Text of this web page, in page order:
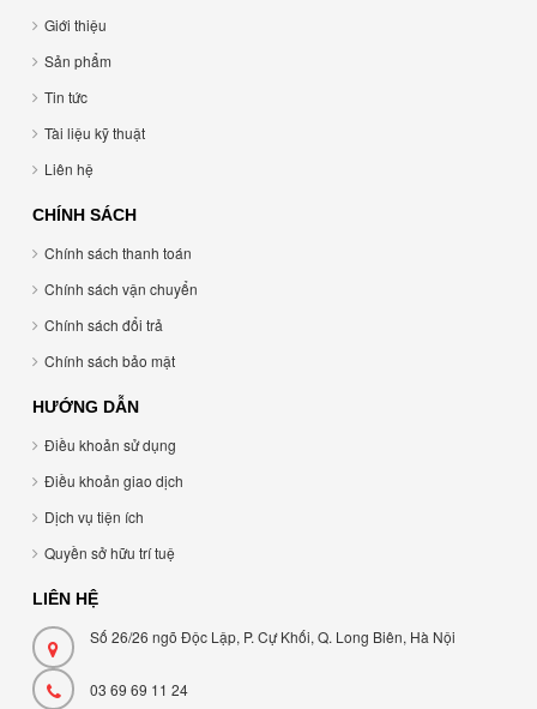
Giới thiệu
Sản phẩm
Tin tức
Tài liệu kỹ thuật
Liên hệ
CHÍNH SÁCH
Chính sách thanh toán
Chính sách vận chuyển
Chính sách đổi trả
Chính sách bảo mật
HƯỚNG DẪN
Điều khoản sử dụng
Điều khoản giao dịch
Dịch vụ tiện ích
Quyền sở hữu trí tuệ
LIÊN HỆ
Số 26/26 ngõ Độc Lập, P. Cự Khối, Q. Long Biên, Hà Nội
03 69 69 11 24